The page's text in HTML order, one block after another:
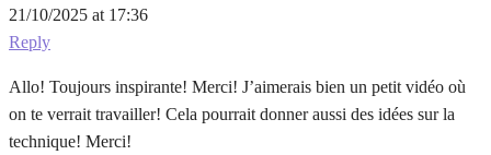
21/10/2025 at 17:36
Reply
Allo! Toujours inspirante! Merci! J’aimerais bien un petit vidéo où
on te verrait travailler! Cela pourrait donner aussi des idées sur la
technique! Merci!